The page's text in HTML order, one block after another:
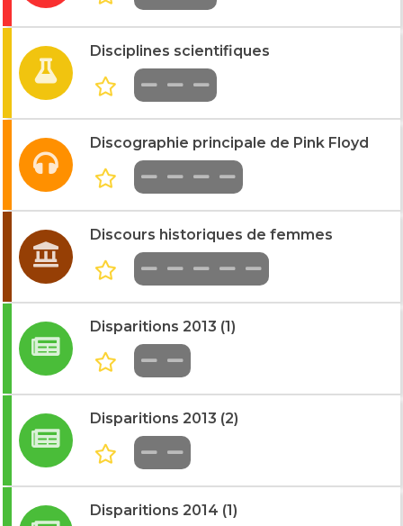
Disciplines scientifiques
Discographie principale de Pink Floyd
Discours historiques de femmes
Disparitions 2013 (1)
Disparitions 2013 (2)
Disparitions 2014 (1)